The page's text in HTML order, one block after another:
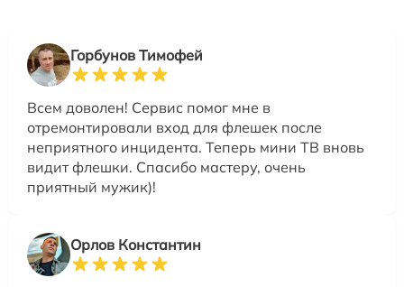
Горбунов Тимофей
Всем доволен! Сервис помог мне в
отремонтировали вход для флешек после
неприятного инцидента. Теперь мини ТВ вновь
видит флешки. Спасибо мастеру, очень
приятный мужик)!
Орлов Константин